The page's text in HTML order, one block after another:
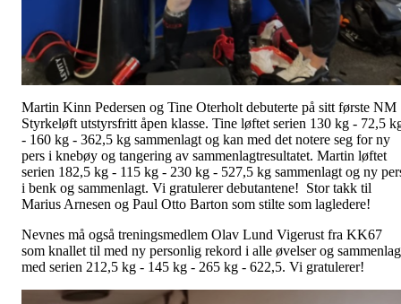
Martin Kinn Pedersen og Tine Oterholt debuterte på sitt første NM
Styrkeløft utstyrsfritt åpen klasse. Tine løftet serien 130 kg - 72,5
- 160 kg - 362,5 kg sammenlagt og kan med det notere seg for ny
pers i knebøy og tangering av sammenlagtresultatet. Martin løftet
serien 182,5 kg - 115 kg - 230 kg - 527,5 kg sammenlagt og ny
i benk og sammenlagt. Vi gratulerer debutantene! Stor takk til
Marius Arnesen og Paul Otto Barton som stilte som lagledere!
Nevnes må også treningsmedlem Olav Lund Vigerust fra KK67
som knallet til med ny personlig rekord i alle øvelser og
med serien 212,5 kg - 145 kg - 265 kg - 622,5. Vi gratulerer!